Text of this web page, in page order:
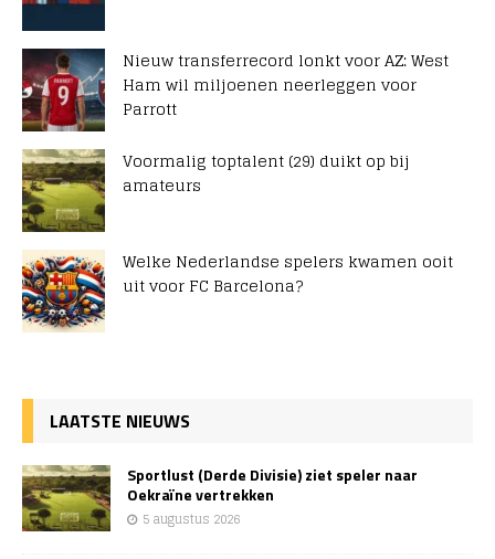
Nieuw transferrecord lonkt voor AZ: West
Ham wil miljoenen neerleggen voor
Parrott
Voormalig toptalent (29) duikt op bij
amateurs
Welke Nederlandse spelers kwamen ooit
uit voor FC Barcelona?
LAATSTE NIEUWS
Sportlust (Derde Divisie) ziet speler naar
Oekraïne vertrekken
5 augustus 2026